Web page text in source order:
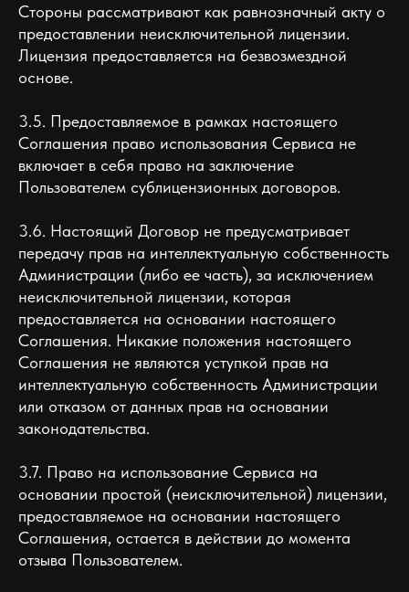
Стороны рассматривают как равнозначный акту о
предоставлении неисключительной лицензии.
Лицензия предоставляется на безвозмездной
основе.
3.5. Предоставляемое в рамках настоящего
Соглашения право использования Сервиса не
включает в себя право на заключение
Пользователем сублицензионных договоров.
3.6. Настоящий Договор не предусматривает
передачу прав на интеллектуальную собственность
Администрации (либо ее часть), за исключением
неисключительной лицензии, которая
предоставляется на основании настоящего
Соглашения. Никакие положения настоящего
Соглашения не являются уступкой прав на
интеллектуальную собственность Администрации
или отказом от данных прав на основании
законодательства.
3.7. Право на использование Сервиса на
основании простой (неисключительной) лицензии,
предоставляемое на основании настоящего
Соглашения, остается в действии до момента
отзыва Пользователем.